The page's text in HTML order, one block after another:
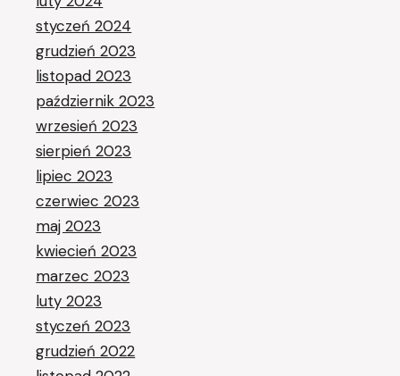
styczeń 2024
grudzień 2023
listopad 2023
październik 2023
wrzesień 2023
sierpień 2023
lipiec 2023
czerwiec 2023
maj 2023
kwiecień 2023
marzec 2023
luty 2023
styczeń 2023
grudzień 2022